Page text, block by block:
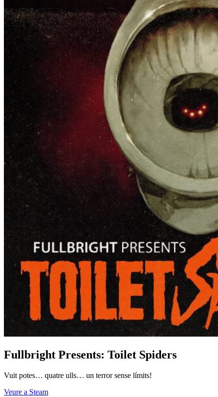
Fullbright Presents: Toilet Spiders
Vuit potes… quatre ulls… un terror sense límits!
Veure a Steam